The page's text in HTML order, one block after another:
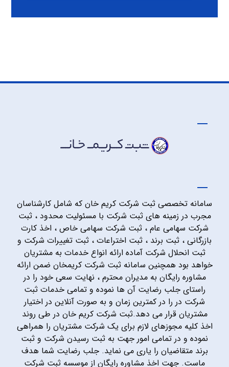
سامانه تخصصی ثبت شرکت کریم خان که شامل کارشناسان
مجرب در زمینه های ثبت شرکت با مسئولیت محدود ، ثبت
شرکت سهامی عام ، ثبت شرکت سهامی خاص ، اخذ کارت
بازرگانی ، ثبت برند ، ثبت اختراعات ، ثبت تغییرات شرکت و
ثبت انحلال شرکت آماده ارائه انواع خدمات به مشتریان
خواهد بود همچنین سامانه ثبت شرکت کریمخان ضمن ارائه
مشاوره رایگان به مدیران محترم ، نهایت سعی خود را در
راستای جلب رضایت آن ها نموده و تمامی خدمات ثبت
شرکت در را در کمترین زمان و به صورت آنلاین در اختیار
مشتریان قرار می دهد.ثبت شرکت کریم خان در طی روند
اخذ کلیه مجوزهای لازم برای یک شرکت مشتریان را همراهی
نموده و در تمامی امور جهت به ثبت رسیدن شرکت و ثبت
برند متقاضیان را یاری می نماید. جلب رضایت شما هدف
ماست. جهت اخذ مشاوره رایگان از موسسه ثبت شرکت